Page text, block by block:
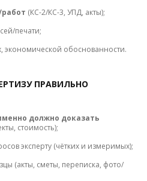
(КС-2/КС-3, УПД, акты);
печати;
экономической обоснованности.
ПРАВИЛЬНО
должно доказать
стоимость);
эксперту (чётких и измеримых);
(акты, сметы, переписка, фото/